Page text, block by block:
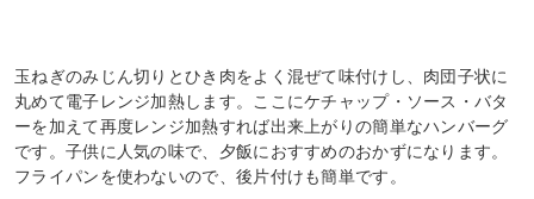
玉ねぎのみじん切りとひき肉をよく混ぜて味付けし、肉団子状に
丸めて電子レンジ加熱します。ここにケチャップ・ソース・バタ
ーを加えて再度レンジ加熱すれば出来上がりの簡単なハンバーグ
です。子供に人気の味で、夕飯におすすめのおかずになります。
フライパンを使わないので、後片付けも簡単です。